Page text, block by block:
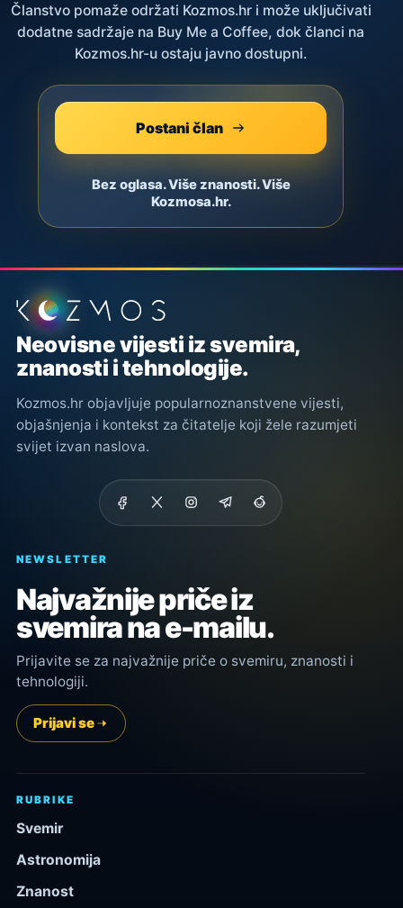
Članstvo pomaže održati Kozmos.hr i može uključivati
dodatne sadržaje na Buy Me a Coffee, dok članci na
Kozmos.hr-u ostaju javno dostupni.
Postani član
Bez oglasa. Više znanosti. Više
Kozmosa.hr.
Podnožje stranice
Neovisne vijesti iz svemira,
znanosti i tehnologije.
Kozmos.hr objavljuje popularnoznanstvene vijesti,
objašnjenja i kontekst za čitatelje koji žele razumjeti
svijet izvan naslova.
NEWSLETTER
Najvažnije priče iz
svemira na e-mailu.
Prijavite se za najvažnije priče o svemiru, znanosti i
tehnologiji.
Prijavi se
RUBRIKE
Svemir
Astronomija
Znanost